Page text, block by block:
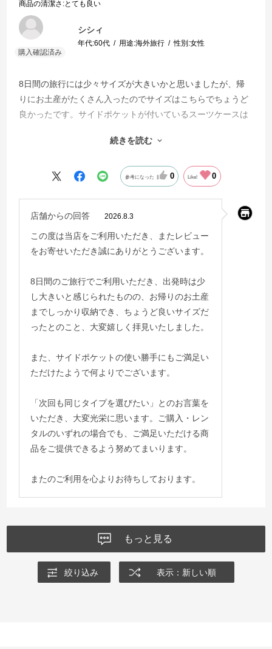
商品の清潔さ :とても良い
シシィ
年代:60代 用途:海外旅行 性別:女性
8日間の旅行には少々サイズが大きいかと思いましたが、帰
りにお土産がたくさん入ったのでサイズはこちらでちょうど
良かったです。サイドポケットが付いているスーツケースは
るかレンタルするかわかりませんが同じタイプを選びたいと
続きを読む
参考になった 0 Like! 0
店舗からの回答 2026.8.3
この度は当店をご利用いただき、またレビュー
をお寄せいただき誠にありがとうございます。
8日間のご旅行でご利用いただき、出発時は少
し大きいと感じられたものの、お帰りのお土産
までしっかり収納でき、ちょうど良いサイズだ
ったとのこと、大変嬉しく拝見いたしました。
また、サイドポケットの使い勝手にもご満足い
ただけたようで何よりでございます。
「次回も同じタイプを選びたい」とのお言葉を
いただき、大変光栄に思います。ご購入・レン
タルのいずれの場合でも、ご満足いただける商
品をご提供できるよう努めてまいります。
またのご利用を心よりお待ちしております。
もっと見る
絞り込み 表示：新しい順